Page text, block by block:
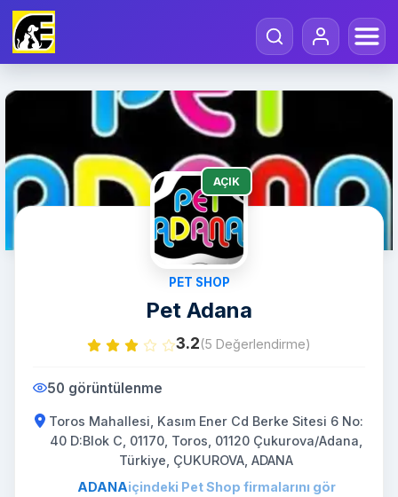
AÇIK
PET SHOP
Pet Adana
3.2(5 Değerlendirme)
50 görüntülenme
Toros Mahallesi, Kasım Ener Cd Berke Sitesi 6 No:
40 D:Blok C, 01170, Toros, 01120 Çukurova/Adana,
Türkiye, ÇUKUROVA, ADANA
ADANAiçindeki Pet Shop firmalarını gör